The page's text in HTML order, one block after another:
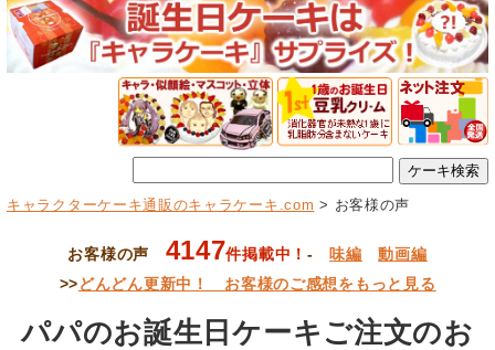
キャラクターケーキ通販のキャラケーキ.com > お客様の声
お客様の声 4147件掲載中！ - 味編
動画編
>>どんどん更新中！ お客様のご感想をもっと見る
パパのお誕生日ケーキご注文のお